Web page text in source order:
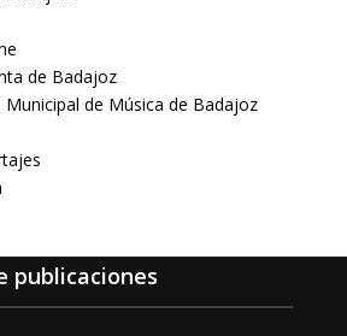
de Badajoz
de Música de Badajoz
publicaciones